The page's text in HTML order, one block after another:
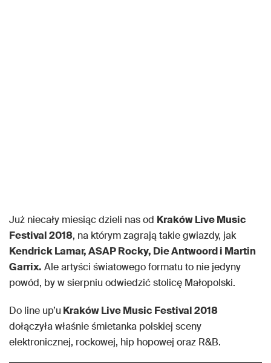
Już niecały miesiąc dzieli nas od Kraków Live Music
Festival 2018, na którym zagrają takie gwiazdy, jak
Kendrick Lamar, ASAP Rocky, Die Antwoord i Martin
Garrix. Ale artyści światowego formatu to nie jedyny
powód, by w sierpniu odwiedzić stolicę Małopolski.
Do line up’u Kraków Live Music Festival 2018
dołączyła właśnie śmietanka polskiej sceny
elektronicznej, rockowej, hip hopowej oraz R&B.